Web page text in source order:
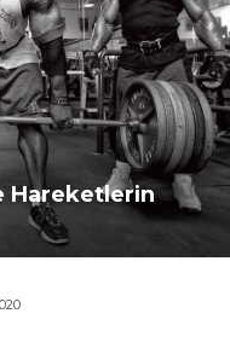
Hareketlerin